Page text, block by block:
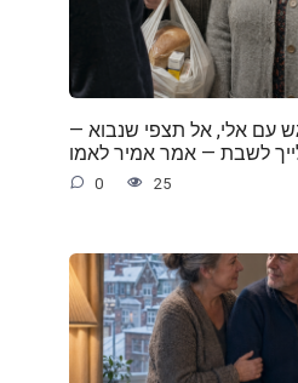
— אם תמשיכי להיפגש עם אלי, אל תצפי שנבוא
0 25